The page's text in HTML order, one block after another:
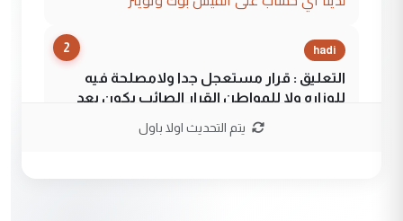
2 hadi
التعليق : قرار مستعجل جدا ولامصلحة فيه
للوزاره ولا للمواطن القرار الصائب يكون بعد
يتم التحديث اولا باول